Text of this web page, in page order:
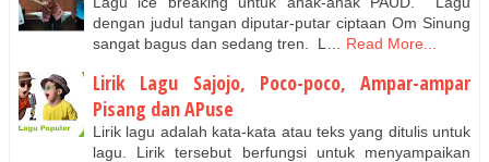
dengan judul tangan diputar-putar ciptaan Om Sinung
sangat bagus dan sedang tren. L… Read More...
Lirik Lagu Sajojo, Poco-poco, Ampar-ampar
Pisang dan APuse
Lirik lagu adalah kata-kata atau teks yang ditulis untuk
lagu. Lirik tersebut berfungsi untuk menyampaikan